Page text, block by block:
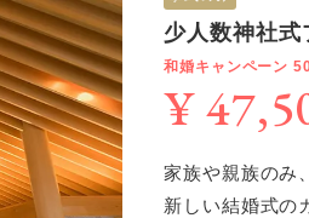
少人数神社式
和婚キャンペーン
¥
家族や親族のみ
新しい結婚式の